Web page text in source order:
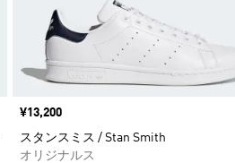
価格
¥13,200
スタンスミス / Stan Smith
オリジナルス